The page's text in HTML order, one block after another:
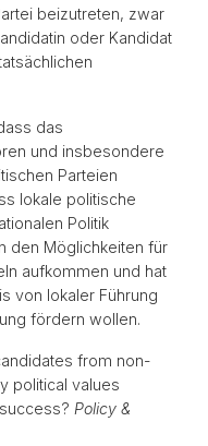
beizutreten, zwar
oder Kandidat
das
und insbesondere
Parteien
lokale politische
Politik
den Möglichkeiten für
aufkommen und hat
von lokaler Führung
fördern wollen.
from non-
political values
Policy &